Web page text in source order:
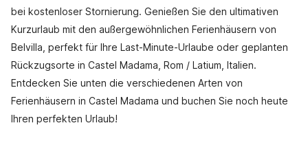
bei kostenloser Stornierung. Genießen Sie den ultimativen
Kurzurlaub mit den außergewöhnlichen Ferienhäusern von
Belvilla, perfekt für Ihre Last-Minute-Urlaube oder geplanten
Rückzugsorte in Castel Madama, Rom / Latium, Italien.
Entdecken Sie unten die verschiedenen Arten von
Ferienhäusern in Castel Madama und buchen Sie noch heute
Ihren perfekten Urlaub!